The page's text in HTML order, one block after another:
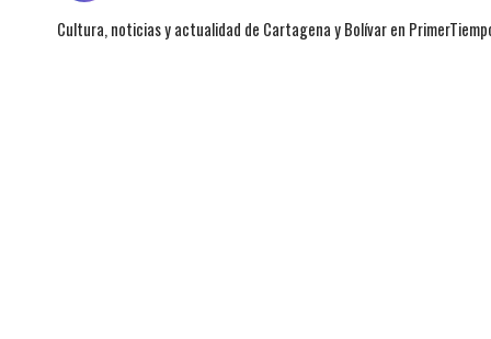
Cultura, noticias y actualidad de Cartagena y Bolívar en